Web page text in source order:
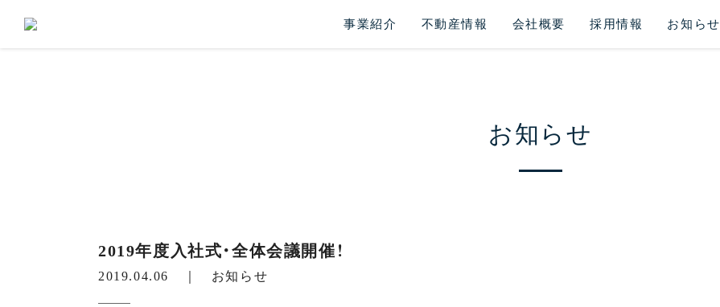
事業紹介 不動産情報 会社概要 採用情報 お知らせ
お知らせ
2019年度入社式・全体会議開催！
2019.04.06 ｜ お知らせ